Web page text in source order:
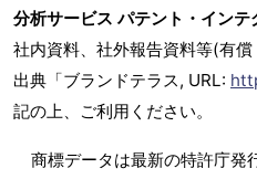
分析サービス パテント・インテ
社内資料、社外報告資料等(有
出典「ブランドテラス, URL:
記の上、ご利用ください。
商標データは最新の特許庁発